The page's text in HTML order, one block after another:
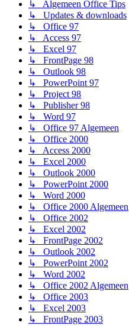
↳ Algemeen Office Tips
↳ Updates & downloads
↳ Office 97
↳ Access 97
↳ Excel 97
↳ FrontPage 98
↳ Outlook 98
↳ PowerPoint 97
↳ Project 98
↳ Publisher 98
↳ Word 97
↳ Office 97 Algemeen
↳ Office 2000
↳ Access 2000
↳ Excel 2000
↳ Outlook 2000
↳ PowerPoint 2000
↳ Word 2000
↳ Office 2000 Algemeen
↳ Office 2002
↳ Excel 2002
↳ FrontPage 2002
↳ Outlook 2002
↳ PowerPoint 2002
↳ Word 2002
↳ Office 2002 Algemeen
↳ Office 2003
↳ Excel 2003
↳ FrontPage 2003